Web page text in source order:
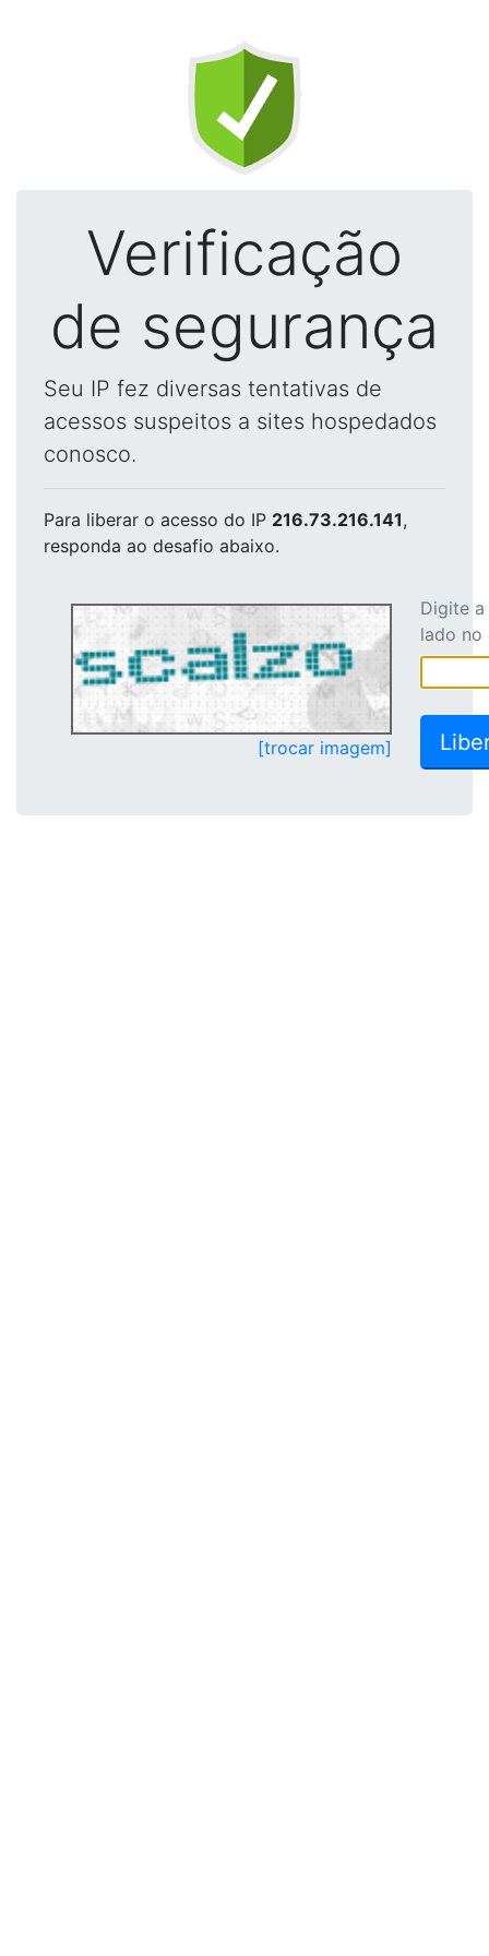
Verificação
de segurança
Seu IP fez diversas tentativas de
acessos suspeitos a sites hospedados
conosco.
Para liberar o acesso do IP 216.73.216.141,
responda ao desafio abaixo.
[trocar imagem]
Digite
lado no